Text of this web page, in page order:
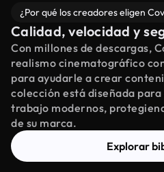
¿Por qué los creadores eligen
Calidad, velocidad y
Con millones de descargas,
realismo cinematográfico
para ayudarle a crear
colección está diseñada
trabajo modernos,
de su marca.
Explorar